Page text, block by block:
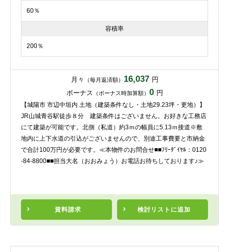
60％
容積率
200％
月々 （毎月返済額） 16,037 円
ボーナス （ボーナス時加算額） 0 円
資料請求 検討リスト に追加
【城陽市 市辺中垣内 土地（建築条件なし・土地29.23坪・更地）】
JR山城青谷駅徒歩８分 建築条件はございません。お好きな工務店
にて建築が可能です。北側（私道）約3ｍの幅員に5.13ｍ接道※敷
地内に上下水道の引込がございませんので、別途工事費要と市納金
で合計100万円が必要です。≪本物件のお問合せ■■ﾌﾘｰﾀﾞｲﾔﾙ：0120
-84-8800■■担当大名（おおみょう）お電話お待ちしております♪≫